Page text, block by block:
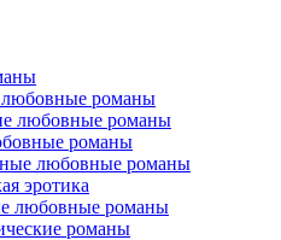
романы
любовные романы
романы
любовные романы
эротика
любовные романы
романы